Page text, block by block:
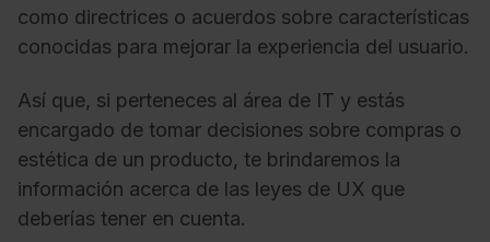
como directrices o acuerdos sobre características
conocidas para mejorar la experiencia del usuario.
Así que, si perteneces al área de IT y estás
encargado de tomar decisiones sobre compras o
estética de un producto, te brindaremos la
información acerca de las leyes de UX que
deberías tener en cuenta.